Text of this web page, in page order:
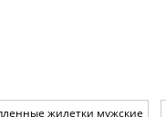
жилетки мужские